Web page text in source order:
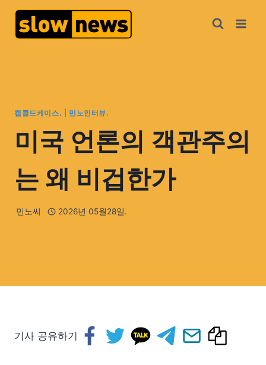
캡콜드케이스. 민노인터뷰.
미국 언론의 객관주의
는 왜 비겁한가
민노씨 2026년 05월28일.
기사 공유하기